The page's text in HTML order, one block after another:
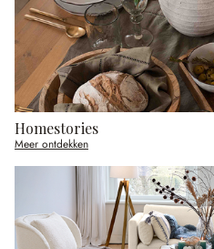
Homestories
Meer ontdekken